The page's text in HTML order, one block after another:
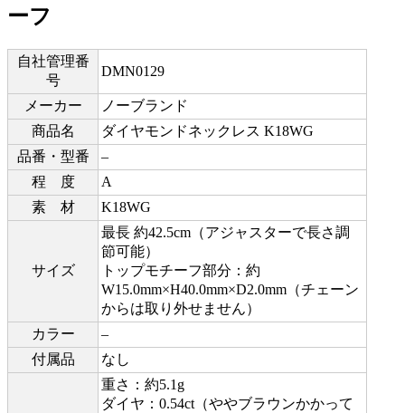
ーフ
自社管理番
号
DMN0129
メーカー
ノーブランド
商品名
ダイヤモンドネックレス K18WG
品番・型番
–
程 度
A
素 材
K18WG
サイズ
最長 約42.5cm（アジャスターで長さ調
節可能）
トップモチーフ部分：約
W15.0mm×H40.0mm×D2.0mm（チェーン
からは取り外せません）
カラー
–
付属品
なし
重さ：約5.1g
ダイヤ：0.54ct（ややブラウンかかって